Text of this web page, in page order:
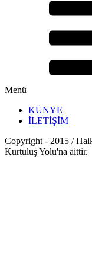
Menü
KÜNYE
İLETİŞİM
Copyright - 2015 /
Kurtuluş Yolu'na aittir.